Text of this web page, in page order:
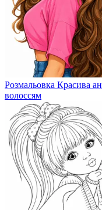
Розмальовка Красива
волоссям